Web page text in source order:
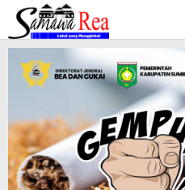
Lewati
konten